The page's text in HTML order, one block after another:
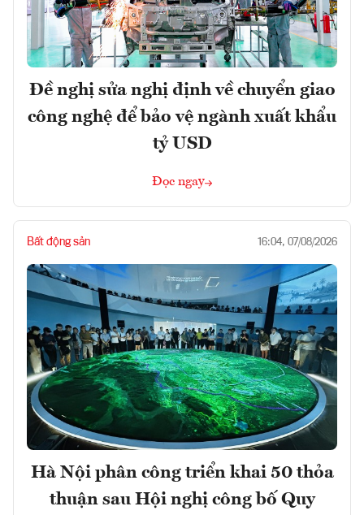
Đề nghị sửa nghị định về chuyển giao
công nghệ để bảo vệ ngành xuất khẩu
tỷ USD
Đọc ngay
Bất động sản 16:04, 07/08/2026
Hà Nội phân công triển khai 50 thỏa
thuận sau Hội nghị công bố Quy